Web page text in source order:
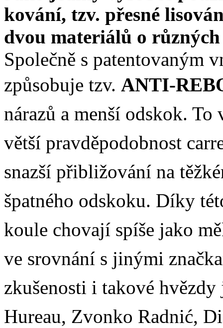
kování, tzv. přesné
dvou materiálů o
Společně s patentovaným
způsobuje tzv. ANTI-
nárazů a menší odskok. To
větší pravděpodobnost
snazší přibližování na
špatného odskoku. Díky
koule chovají spíše jako
ve srovnání s jinými
zkušenosti i takové
Hureau, Zvonko Radnić,